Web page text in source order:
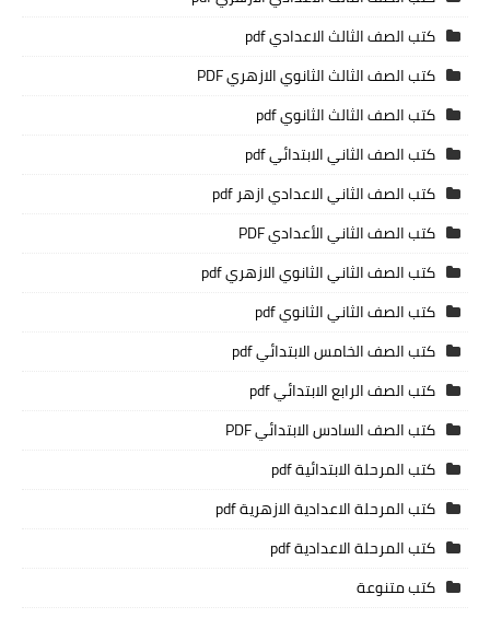
كتب الصف الثالث الاعدادي pdf
كتب الصف الثالث الثانوي الازهري PDF
كتب الصف الثالث الثانوي pdf
كتب الصف الثاني الابتدائي pdf
كتب الصف الثاني الاعدادي ازهر pdf
كتب الصف الثاني الأعدادي PDF
كتب الصف الثاني الثانوي الازهري pdf
كتب الصف الثاني الثانوي pdf
كتب الصف الخامس الابتدائي pdf
كتب الصف الرابع الابتدائي pdf
كتب الصف السادس الابتدائي PDF
كتب المرحلة الابتدائية pdf
كتب المرحلة الاعدادية الازهرية pdf
كتب المرحلة الاعدادية pdf
كتب متنوعة